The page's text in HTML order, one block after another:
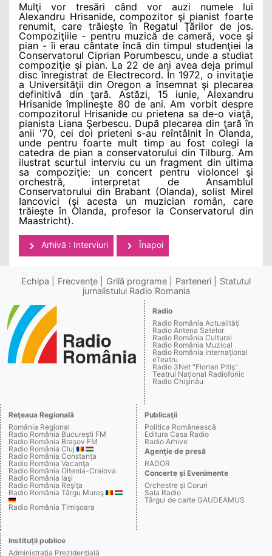
Mulţi vor tresări când vor auzi numele lui
Alexandru Hrisanide, compozitor şi pianist foarte
renumit, care trăieşte în Regatul Ţărilor de jos.
Compoziţiile - pentru muzică de cameră, voce şi
pian - îi erau cântate încă din timpul studenţiei la
Conservatorul Ciprian Porumbescu, unde a studiat
compoziţie şi pian. La 22 de ani avea deja primul
disc înregistrat de Electrecord. În 1972, o invitaţie
a Universităţii din Oregon a însemnat şi plecarea
definitivă din ţară. Astăzi, 15 iunie, Alexandru
Hrisanide împlineşte 80 de ani. Am vorbit despre
compozitorul Hrisanide cu prietena sa de-o viaţă,
pianista Liana Şerbescu. După plecarea din ţară în
anii '70, cei doi prieteni s-au reîntâlnit în Olanda,
unde pentru foarte mult timp au fost colegi la
catedra de pian a conservatorului din Tilburg. Am
ilustrat scurtul interviu cu un fragment din ultima
sa compoziţie: un concert pentru violoncel şi
orchestră, interpretat de Ansamblul
Conservatorului din Brabant (Olanda), solist Mirel
Iancovici (şi acesta un muzician român, care
trăieşte în Olanda, profesor la Conservatorul din
Maastricht).
Arhivă : Interviuri Înapoi
Echipa Frecvenţe Grilă programe Parteneri
Statutul
jurnalistului Radio Romania
Radio
Radio România Actualităţi
Radio Antena Satelor
Radio România Cultural
Radio România Muzical
Radio România Internaţional
eTeatru
Radio 3Net "Florian Pitiş"
Teatrul Naţional Radiofonic
Radio Chişinău
Reţeaua Regională
România Regional
Radio România Bucureşti FM
Radio România Braşov FM
Radio România Cluj
Radio România Constanţa
Radio România Vacanţa
Radio România Oltenia-Craiova
Radio România Iaşi
Radio România Reşiţa
Radio România Târgu Mureş
Radio România Timişoara
Publicaţii
Politica Românească
Editura Casa Radio
Radio Arhive
Agenţie de presă
RADOR
Concerte şi Evenimente
Orchestre şi Coruri
Sala Radio
Târgul de carte GAUDEAMUS
Instituţii publice
Administraţia Prezidenţială